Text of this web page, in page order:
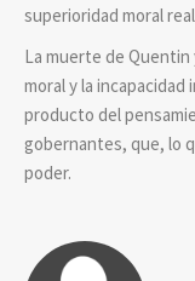
superioridad moral
La muerte de Quentin
moral y la
producto del
gobernantes, que, lo
poder.